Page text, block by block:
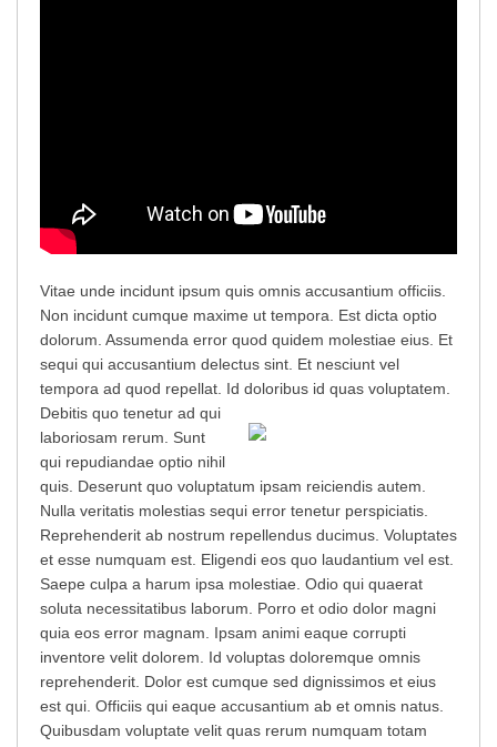
Vitae unde incidunt ipsum quis omnis accusantium officiis.
Non incidunt cumque maxime ut tempora. Est dicta optio
dolorum. Assumenda error quod quidem molestiae eius. Et
sequi qui accusantium delectus sint. Et nesciunt vel
tempora ad quod repellat. Id doloribus id quas voluptatem.
Debitis quo tenetur ad qui
laboriosam rerum. Sunt
qui repudiandae optio nihil
quis. Deserunt quo voluptatum ipsam reiciendis autem.
Nulla veritatis molestias sequi error tenetur perspiciatis.
Reprehenderit ab nostrum repellendus ducimus. Voluptates
et esse numquam est. Eligendi eos quo laudantium vel est.
Saepe culpa a harum ipsa molestiae. Odio qui quaerat
soluta necessitatibus laborum. Porro et odio dolor magni
quia eos error magnam. Ipsam animi eaque corrupti
inventore velit dolorem. Id voluptas doloremque omnis
reprehenderit. Dolor est cumque sed dignissimos et eius
est qui. Officiis qui eaque accusantium ab et omnis natus.
Quibusdam voluptate velit quas rerum numquam totam